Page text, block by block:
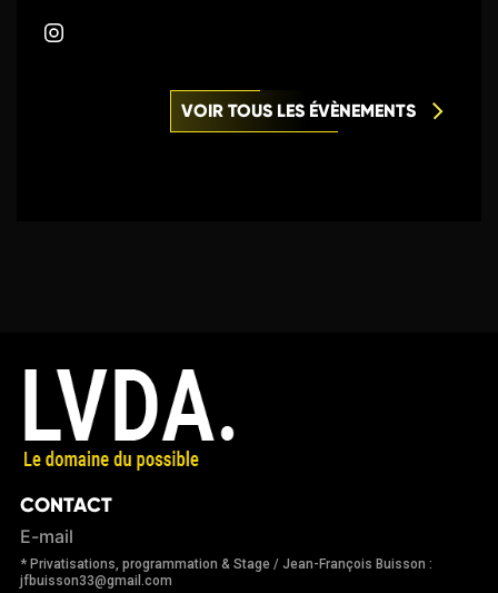
VOIR TOUS LES ÉVÈNEMENTS
CONTACT
E-mail
* Privatisations, programmation & Stage / Jean-François Buisson :
jfbuisson33@gmail.com